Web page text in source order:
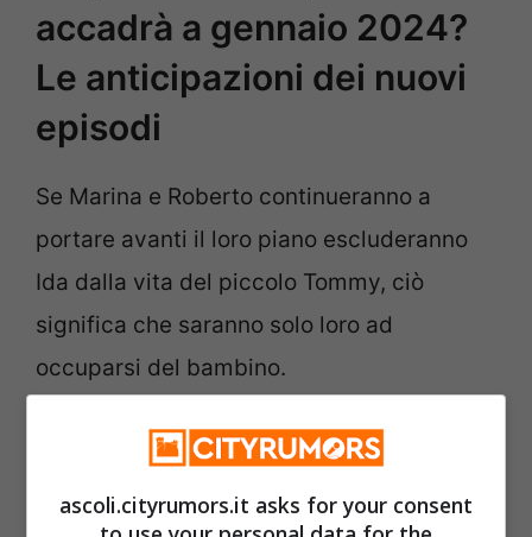
accadrà a gennaio 2024?
Le anticipazioni dei nuovi
episodi
Se Marina e Roberto continueranno a
portare avanti il loro piano escluderanno
Ida dalla vita del piccolo Tommy, ciò
significa che saranno solo loro ad
occuparsi del bambino.
ascoli.cityrumors.it asks for your consent